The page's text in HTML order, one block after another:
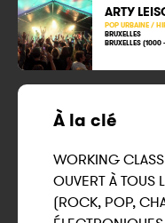
ARTY
POP URBAINE /
BRUXELLES
BRUXELLES (1000
À la clé
WORKING
OUVERT À TOUS
(ROCK, POP,